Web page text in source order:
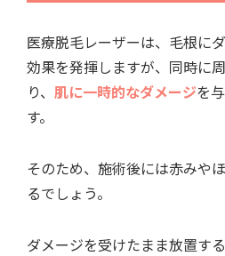
医療脱毛レーザーは、毛根に
効果を発揮しますが、同時に
り、 肌に一時的なダメージを
す。
そのため、施術後には赤みや
るでしょう。
ダメージを受けたまま放置す